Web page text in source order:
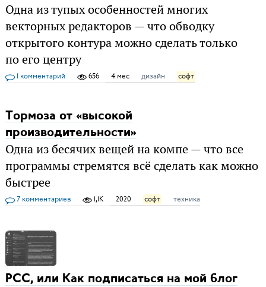
Одна из тупых особенностей многих
векторных редакторов — что обводку
открытого контура можно сделать только
по его центру
1 комментарий 656 4 мес дизайн софт
Тормоза от «высокой
производительности»
Одна из бесячих вещей на компе — что все
программы стремятся всё сделать как можно
быстрее
7 комментариев 1,1K 2020 софт техника
РСС, или Как подписаться на мой блог